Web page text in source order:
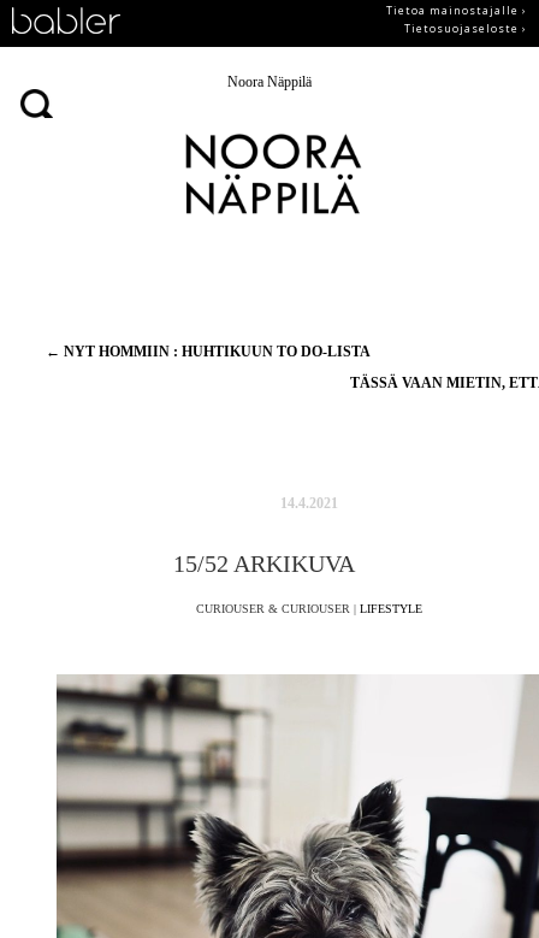
Tietoa mainostajalle ›
Tietosuojaseloste ›
Noora Näppilä
Artikkelien
← NYT HOMMIIN : HUHTIKUUN TO DO-LISTA
TÄSSÄ VAAN MIETIN,
14.4.2021
15/52 ARKIKUVA
CURIOUSER & CURIOUSER | LIFESTYLE